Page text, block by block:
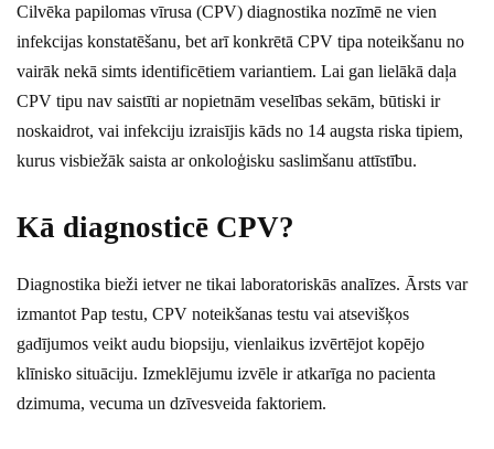
Cilvēka papilomas vīrusa (CPV) diagnostika nozīmē ne vien
infekcijas konstatēšanu, bet arī konkrētā CPV tipa noteikšanu no
vairāk nekā simts identificētiem variantiem. Lai gan lielākā daļa
CPV tipu nav saistīti ar nopietnām veselības sekām, būtiski ir
noskaidrot, vai infekciju izraisījis kāds no 14 augsta riska tipiem,
kurus visbiežāk saista ar onkoloģisku saslimšanu attīstību.
Kā diagnosticē CPV?
Diagnostika bieži ietver ne tikai laboratoriskās analīzes. Ārsts var
izmantot Pap testu, CPV noteikšanas testu vai atsevišķos
gadījumos veikt audu biopsiju, vienlaikus izvērtējot kopējo
klīnisko situāciju. Izmeklējumu izvēle ir atkarīga no pacienta
dzimuma, vecuma un dzīvesveida faktoriem.